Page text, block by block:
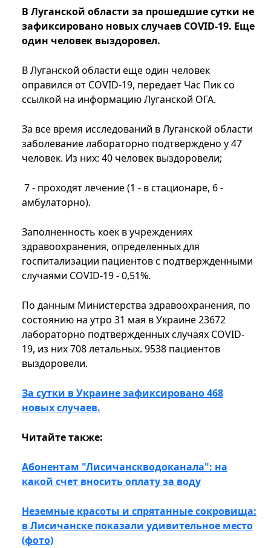
В Луганской области за прошедшие сутки не
зафиксировано новых случаев COVID-19. Еще
один человек выздоровел.
В Луганской области еще один человек
оправился от COVID-19, передает Час Пик со
ссылкой на информацию Луганской ОГА.
За все время исследований в Луганской области
заболевание лабораторно подтверждено у 47
человек. Из них: 40 человек выздоровели;
7 - проходят лечение (1 - в стационаре, 6 -
амбулаторно).
Заполненность коек в учреждениях
здравоохранения, определенных для
госпитализации пациентов с подтвержденными
случаями COVID-19 - 0,51%.
По данным Министерства здравоохранения, по
состоянию на утро 31 мая в Украине 23672
лабораторно подтвержденных случаях COVID-
19, из них 708 летальных. 9538 пациентов
выздоровели.
За сутки в Украине зафиксировано 468
новых случаев.
Читайте также:
Абонентам "Лисичанскводоканала": на
какой счет вносить оплату за воду
Неземные красоты и спрятанные сокровища:
в Лисичанске показали удивительное место
(фото)